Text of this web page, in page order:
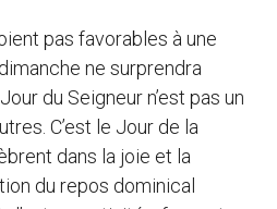
pas favorables à une
ne surprendra
du Seigneur n’est pas un
C’est le Jour de la
dans la joie et la
du repos dominical